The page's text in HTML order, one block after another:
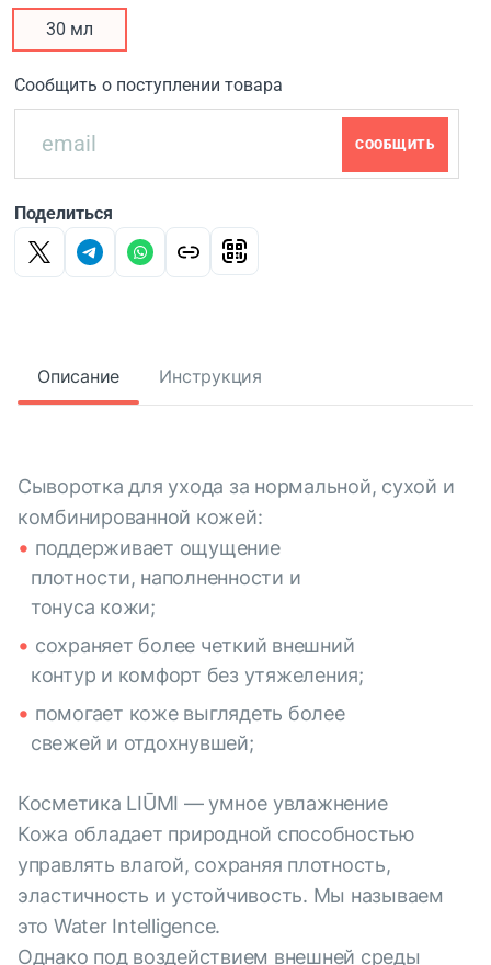
30 мл
Сообщить о поступлении товара
СООБЩИТЬ
Поделиться
Описание Инструкция
Сыворотка для ухода за нормальной, сухой и
комбинированной кожей:
поддерживает ощущение
плотности, наполненности и
тонуса кожи;
сохраняет более четкий внешний
контур и комфорт без утяжеления;
помогает коже выглядеть более
свежей и отдохнувшей;
Косметика LIŪMI — умное увлажнение
Кожа обладает природной способностью
управлять влагой, сохраняя плотность,
эластичность и устойчивость. Мы называем
это Water Intelligence.
Однако под воздействием внешней среды